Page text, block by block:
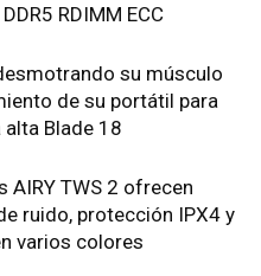
RDIMM ECC
su músculo
de su portátil para
Blade 18
AIRY TWS 2 ofrecen
ruido, protección IPX4 y
varios colores